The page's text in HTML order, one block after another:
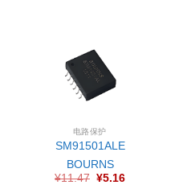
电路保护
SM91501ALE
BOURNS
¥11.47 ¥5.16